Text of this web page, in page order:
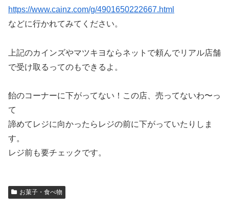
https://www.cainz.com/g/4901650222667.html
などに行かれてみてください。
上記のカインズやマツキヨならネットで頼んでリアル店舗
で受け取るってのもできるよ。
飴のコーナーに下がってない！この店、売ってないわ〜っ
て
諦めてレジに向かったらレジの前に下がっていたりしま
す。
レジ前も要チェックです。
お菓子・食べ物